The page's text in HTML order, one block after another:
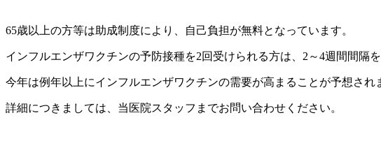
65歳以上の方等は助成制度により、自己負担が無料となっています。
インフルエンザワクチンの予防接種を2回受けられる方は、2～4週間間隔
今年は例年以上にインフルエンザワクチンの需要が高まることが予想され
詳細につきましては、当医院スタッフまでお問い合わせください。